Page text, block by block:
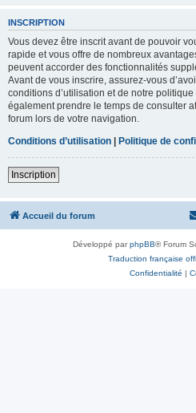
INSCRIPTION
Vous devez être inscrit avant de pouvoir
rapide et vous offre de nombreux
peuvent accorder des fonctionnalités
Avant de vous inscrire, assurez-vous
conditions d’utilisation et de notre
également prendre le temps de consulter
forum lors de votre navigation.
Conditions d’utilisation | Politique de
Inscription
Accueil du forum
Développé parphpBB® Forum
Traduction française
Confidentialité |